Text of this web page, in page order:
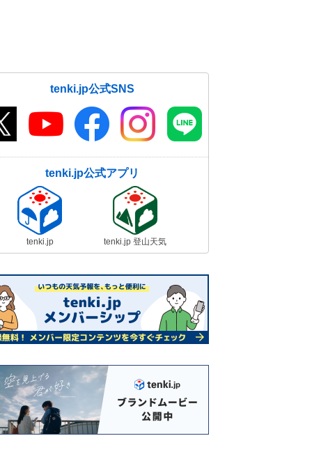
tenki.jp公式SNS
tenki.jp公式アプリ
tenki.jp tenki.jp 登山天気